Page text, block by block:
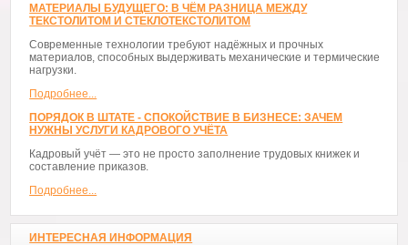
МАТЕРИАЛЫ БУДУЩЕГО: В ЧЁМ РАЗНИЦА МЕЖДУ
ТЕКСТОЛИТОМ И СТЕКЛОТЕКСТОЛИТОМ
Современные технологии требуют надёжных и прочных
материалов, способных выдерживать механические и термические
нагрузки.
Подробнее...
ПОРЯДОК В ШТАТЕ - СПОКОЙСТВИЕ В БИЗНЕСЕ: ЗАЧЕМ
НУЖНЫ УСЛУГИ КАДРОВОГО УЧЁТА
Кадровый учёт — это не просто заполнение трудовых книжек и
составление приказов.
Подробнее...
ИНТЕРЕСНАЯ ИНФОРМАЦИЯ